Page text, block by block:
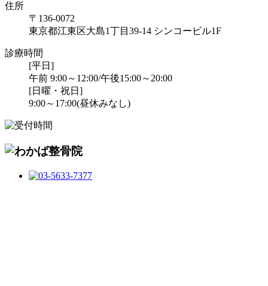
住所
〒136-0072
東京都江東区大島1丁目39-14 シンコービル1F
診療時間
[平日]
午前 9:00～12:00/午後15:00～20:00
[日曜・祝日]
9:00～17:00(昼休みなし)